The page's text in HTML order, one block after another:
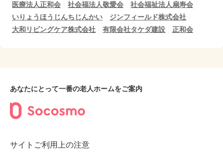
医療法人正和会
社会福法人敬愛会
社会福祉法人扇寿会
いりょうほうじんちじんかい
ジンフィールド株式会社
大和リビングケア株式会社
有限会社タケダ建設 正和会
あなたにとって一番の老人ホームをご案内
サイトご利用上の注意